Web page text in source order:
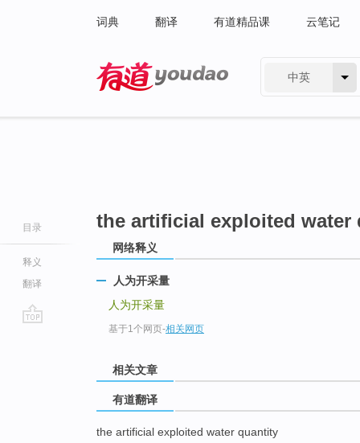
词典 翻译 有道精品课 云笔记
中英
目录
释义
翻译
the artificial exploited water
网络释义
人为开采量
人为开采量
基于1个网页-相关网页
相关文章
有道翻译
the artificial exploited water quantity